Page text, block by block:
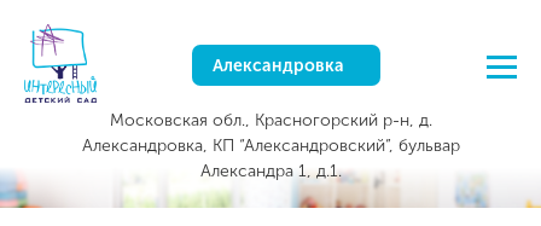
Александровка
Московская обл., Красногорский р-н, д.
Александровка, КП “Александровский”, бульвар
Александра 1, д.1.